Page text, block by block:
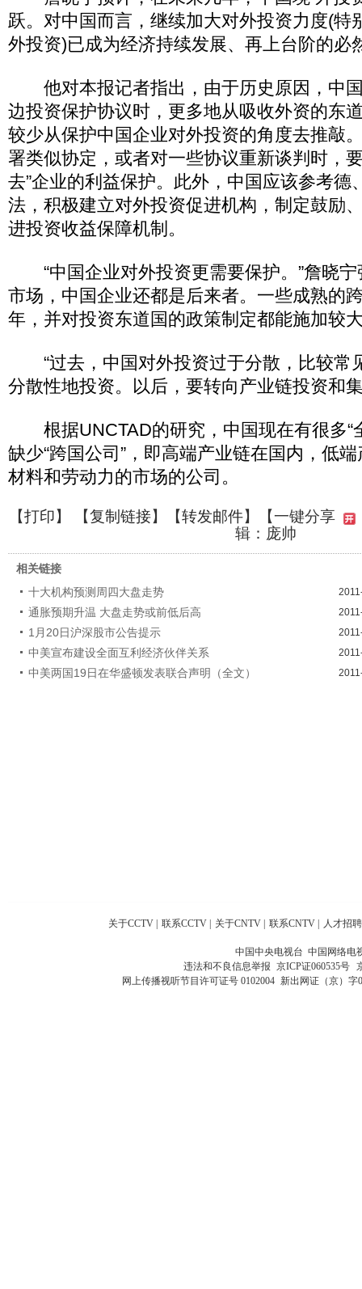
跃。对中国而言，继续加大对外投资力度(特
外投资)已成为经济持续发展、再上台阶的必
他对本报记者指出，由于历史原因，中
边投资保护协议时，更多地从吸收外资的东
较少从保护中国企业对外投资的角度去推敲
署类似协定，或者对一些协议重新谈判时，
去”企业的利益保护。此外，中国应该参考德
法，积极建立对外投资促进机构，制定鼓励
进投资收益保障机制。
“中国企业对外投资更需要保护。”詹晓宁
市场，中国企业还都是后来者。一些成熟的
年，并对投资东道国的政策制定都能施加较
“过去，中国对外投资过于分散，比较常
分散性地投资。以后，要转向产业链投资和
根据UNCTAD的研究，中国现在有很多“
缺少“跨国公司”，即高端产业链在国内，低
材料和劳动力的市场的公司。
【打印】 【复制链接】【转发邮件】
【一键分享
辑：庞帅
相关链接
十大机构预测周四大盘走势
通胀预期升温 大盘走势或前低后高
1月20日沪深股市公告提示
中美宣布建设全面互利经济伙伴关系
中美两国19日在华盛顿发表联合声明（全文）
关于CCTV | 联系CCTV | 关于CNTV | 联系CNTV | 人才招聘
中国中央电视台 中国网络电
违法和不良信息举报 京ICP证060535号
网上传播视听节目许可证号 0102004 新出网证（京）